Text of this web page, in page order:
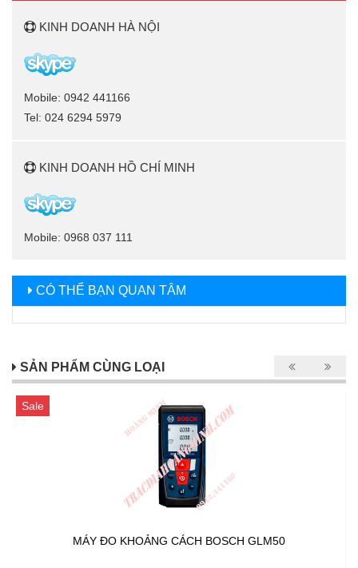
KINH DOANH HÀ NỘI
Mobile: 0942 441166
Tel: 024 6294 5979
KINH DOANH HỒ CHÍ MINH
Mobile: 0968 037 111
CÓ THỂ BẠN QUAN TÂM
SẢN PHẨM CÙNG LOẠI
Sale
MÁY ĐO KHOẢNG CÁCH BOSCH GLM50